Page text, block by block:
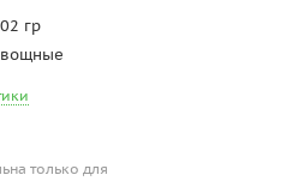
гр
только для